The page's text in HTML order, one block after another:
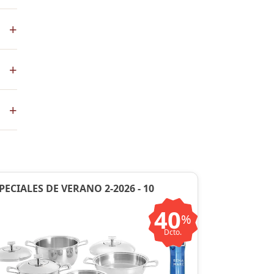
+
+
+
DE VERANO 2-2026 - 10
40%
Dcto.